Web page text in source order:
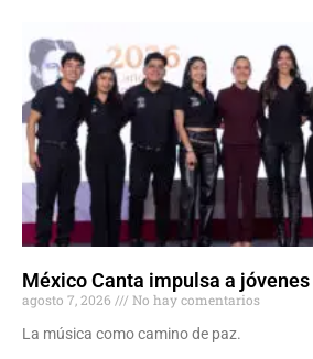
México Canta impulsa a
agosto 7, 2026
No hay comentarios
La música como camino de paz.